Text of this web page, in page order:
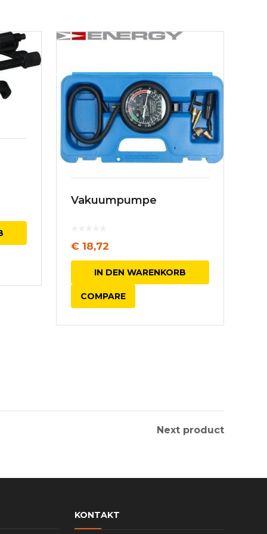
Vakuumpumpe
€ 18,72
IN DEN WARENKORB
COMPARE
Next product
KONTAKT